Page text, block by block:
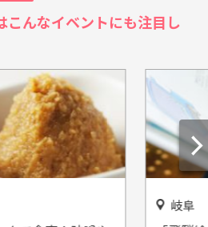
んなイベントにも注目し
岐阜